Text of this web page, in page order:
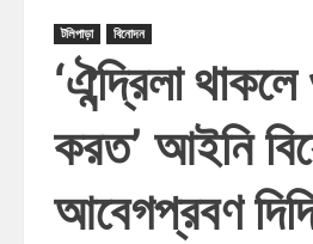
টলিপাড়া বিনোদন
‘ঐন্দ্রিলা
করত’ আইনি
আবেগপ্রবণ